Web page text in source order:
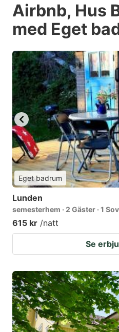
Airbnb, Hus
med Eget
Eget badrum
Lunden
semesterhem · 2 Gäster · 1
615 kr /natt
Se